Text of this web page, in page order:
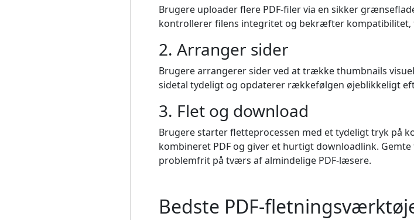
Brugere uploader flere PDF-filer via en sikker
kontrollerer filens integritet og bekræfter kompatibilitet,
2. Arranger sider
Brugere arrangerer sider ved at trække thumbnails
sidetal tydeligt og opdaterer rækkefølgen øjeblikkeligt
3. Flet og download
Brugere starter fletteprocessen med et tydeligt tryk på
kombineret PDF og giver et hurtigt downloadlink.
problemfrit på tværs af almindelige PDF-læsere.
Bedste PDF-